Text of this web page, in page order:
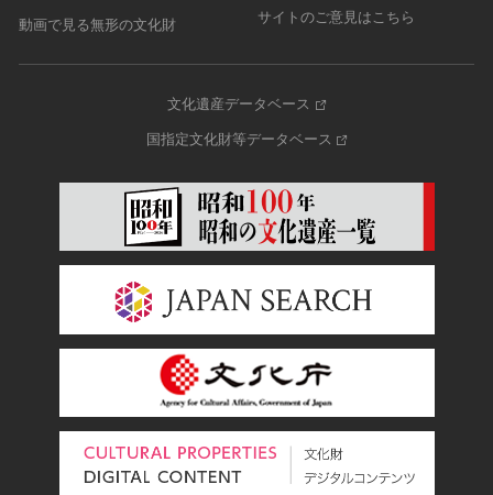
動画で見る無形の文化財 サイトのご意見はこちら
文化遺産データベース
国指定文化財等データベース